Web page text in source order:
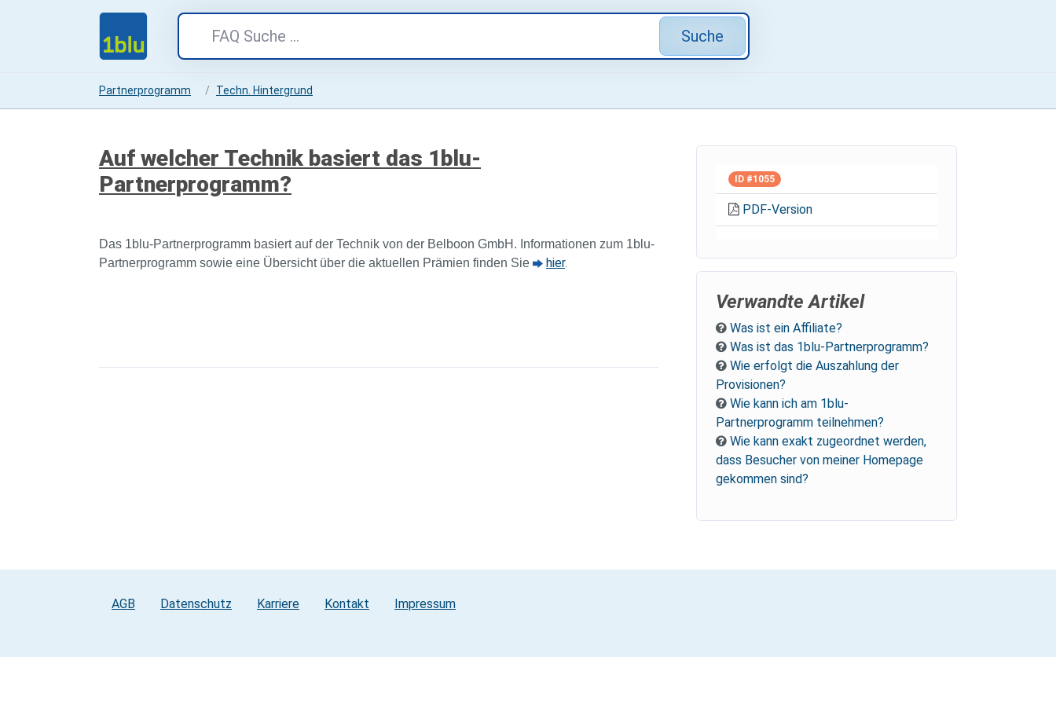
Suche
Partnerprogramm Techn. Hintergrund
Auf welcher Technik basiert das 1blu-
Partnerprogramm?
Das 1blu-Partnerprogramm basiert auf der Technik von der Belboon GmbH . Informationen zum 1blu-
Partnerprogramm sowie eine Übersicht über die aktuellen Prämien finden Sie
hier.
ID #1055
PDF-Version
Verwandte Artikel
Was ist ein Affiliate?
Was ist das 1blu-Partnerprogramm?
Wie erfolgt die Auszahlung der
Provisionen?
Wie kann ich am 1blu-
Partnerprogramm teilnehmen?
Wie kann exakt zugeordnet werden,
dass Besucher von meiner Homepage
gekommen sind?
AGB Datenschutz Karriere Kontakt Impressum